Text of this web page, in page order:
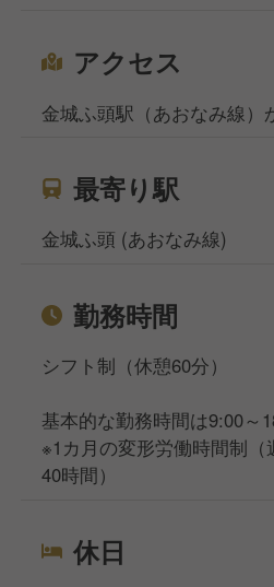
アクセス
金城ふ頭駅（あおなみ線）
最寄り駅
金城ふ頭 (あおなみ線)
勤務時間
シフト制（休憩60分）
基本的な勤務時間は9:00～
※1カ月の変形労働時間制
40時間）
休日